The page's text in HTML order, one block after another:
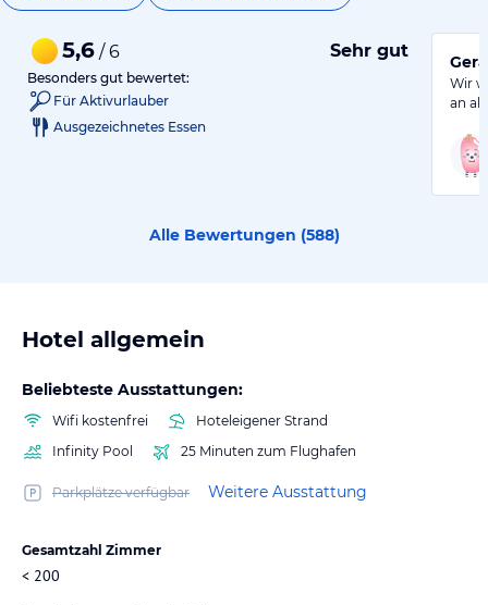
5,6 / 6 Sehr gut
Besonders gut bewertet:
Für Aktivurlauber
Ausgezeichnetes Essen
Wir
an
Alle Bewertungen (588)
Hotel allgemein
Beliebteste Ausstattungen:
Wifi kostenfrei
Hoteleigener Strand
Infinity Pool
25 Minuten zum Flughafen
Parkplätze verfügbar Weitere Ausstattung
Gesamtzahl Zimmer
< 200